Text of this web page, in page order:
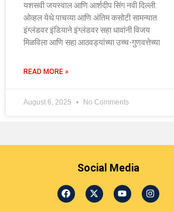
यशसवी जयस्वाल आणि आर्शदीप सिंग नवी दिल्ली:
ओव्हल येथे पाचव्या आणि अंतिम कसोटी सामन्यात
इंग्लंडवर इंडियाने इंग्लंडवर सहा धावांनी विजय
मिळविला आणि सहा आठवड्यांच्या उच्च-गुणवत्तेच्या
READ MORE »
August 6, 2025 No Comments
Social Media